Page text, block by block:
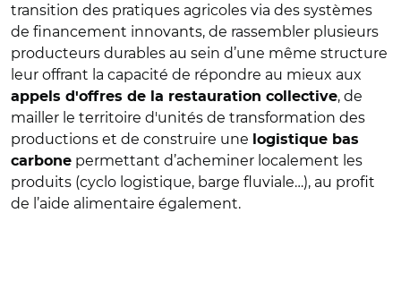
transition des pratiques agricoles via des systèmes
de financement innovants, de rassembler plusieurs
producteurs durables au sein d’une même structure
leur offrant la capacité de répondre au mieux aux
appels d'offres de la restauration collective, de
mailler le territoire d'unités de transformation des
productions et de construire une
logistique bas
carbone permettant d’acheminer localement les
produits (cyclo logistique, barge fluviale…), au profit
de l’aide alimentaire également.